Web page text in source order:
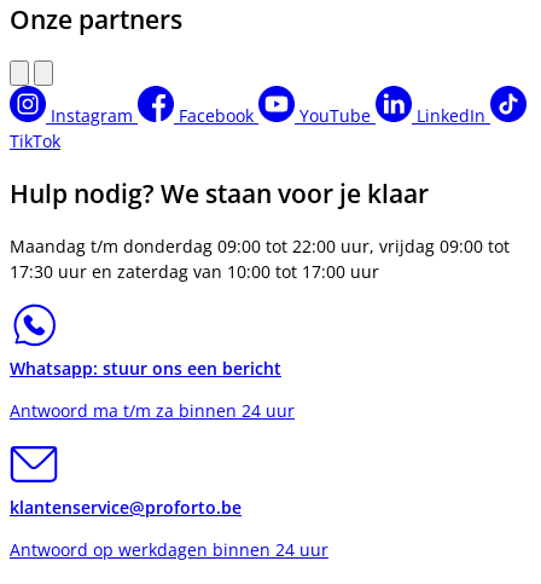
Onze partners
Instagram Facebook YouTube
LinkedIn
TikTok
Hulp nodig? We staan voor je klaar
Maandag t/m donderdag 09:00 tot 22:00 uur, vrijdag 09:00 tot
17:30 uur en zaterdag van 10:00 tot 17:00 uur
Whatsapp: stuur ons een bericht
Antwoord ma t/m za binnen 24 uur
klantenservice@proforto.be
Antwoord op werkdagen binnen 24 uur